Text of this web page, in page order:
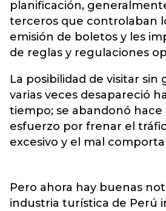
planificación,
terceros que controlaban
emisión de boletos y les
de reglas y regulaciones
La posibilidad de visitar sin
varias veces desapareció
tiempo; se abandonó hace
esfuerzo por frenar el
excesivo y el mal
Pero ahora hay buenas
industria turística de Perú